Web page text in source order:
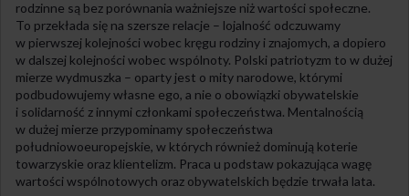
rodzinne są bez porównania ważniejsze niż wartości społeczne.
To przekłada się na szersze relacje – lojalność odczuwamy
w pierwszej kolejności wobec kręgu rodziny i znajomych, a dopiero
w dalszej kolejności wobec wspólnoty. Polski patriotyzm to w dużej
mierze wydmuszka – oparty jest o mity narodowe, którymi
podbudowujemy własne ego, a nie o obowiązki obywatelskie
i solidarność z innymi członkami społeczeństwa. Mentalnością
w dużej mierze przypominamy społeczeństwa
południowoeuropejskie, w których również dominują koterie
towarzyskie oraz klientelizm. Praca u podstaw pokazująca wagę
wartości wspólnotowych oraz obywatelskich będzie trwała lata.